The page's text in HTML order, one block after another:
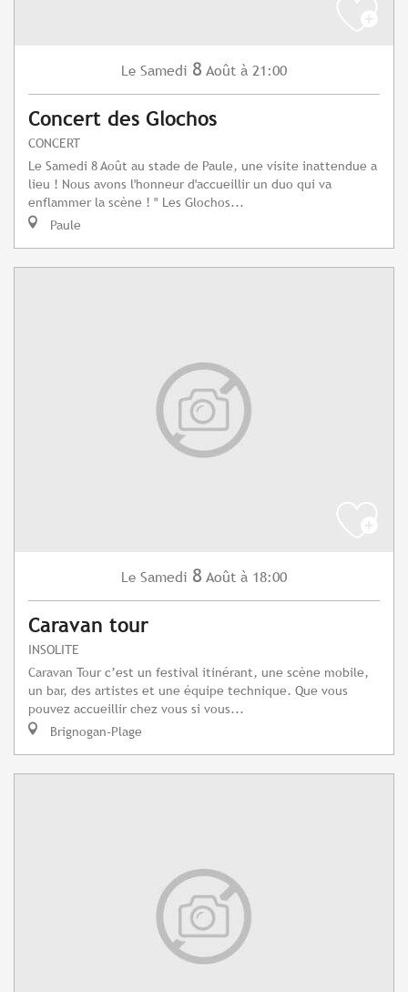
Le Samedi 8 Août à 21:00
Concert des Glochos
CONCERT
Le Samedi 8 Août au stade de Paule, une visite inattendue a
lieu ! Nous avons l'honneur d'accueillir un duo qui va
enflammer la scène ! " Les Glochos...
Paule
Le Samedi 8 Août à 18:00
Caravan tour
INSOLITE
Caravan Tour c’est un festival itinérant, une scène mobile,
un bar, des artistes et une équipe technique. Que vous
pouvez accueillir chez vous si vous...
Brignogan-Plage